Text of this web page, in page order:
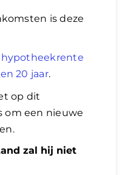
is deze
20 jaar.
op dit
om een nieuwe
zal hij niet